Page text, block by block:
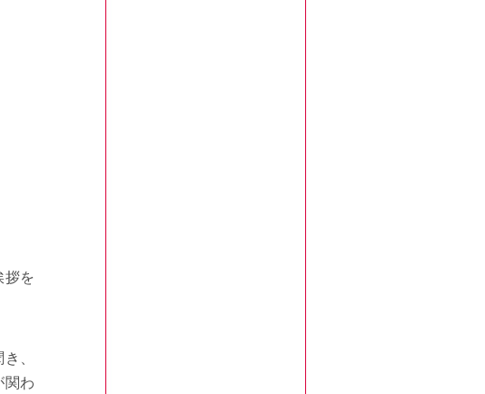
拶を
、
関わ